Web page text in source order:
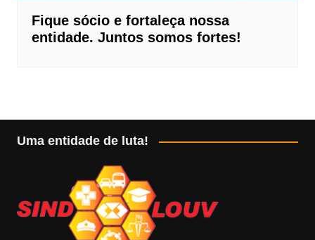
Fique sócio e fortaleça nossa
entidade. Juntos somos fortes!
Uma entidade de luta!